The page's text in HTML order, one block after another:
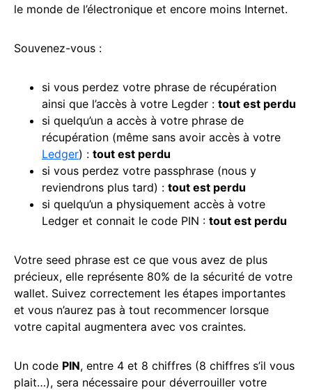
le monde de l’électronique et encore moins Internet.
Souvenez-vous :
si vous perdez votre phrase de récupération
ainsi que l’accès à votre Legder : tout est perdu
si quelqu’un a accès à votre phrase de
récupération (même sans avoir accès à votre
Ledger) : tout est perdu
si vous perdez votre passphrase (nous y
reviendrons plus tard) : tout est perdu
si quelqu’un a physiquement accès à votre
Ledger et connait le code PIN : tout est perdu
Votre seed phrase est ce que vous avez de plus
précieux, elle représente 80% de la sécurité de votre
wallet. Suivez correctement les étapes importantes
et vous n’aurez pas à tout recommencer lorsque
votre capital augmentera avec vos craintes.
Un code PIN, entre 4 et 8 chiffres (8 chiffres s’il vous
plait…), sera nécessaire pour déverrouiller votre